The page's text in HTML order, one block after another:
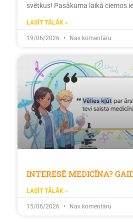
svētkus! Pasākuma laikā ciemos
LASĪT TĀLĀK »
19/06/2026 Nav komentāru
INTERESĒ MEDICĪNA?
LASĪT TĀLĀK »
15/06/2026 Nav komentāru